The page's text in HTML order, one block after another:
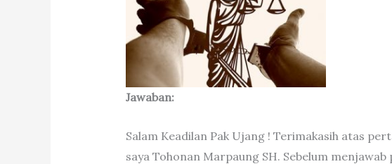
Jawaban:
Salam Keadilan Pak Ujang ! Terimakasih atas
saya Tohonan Marpaung SH. Sebelum